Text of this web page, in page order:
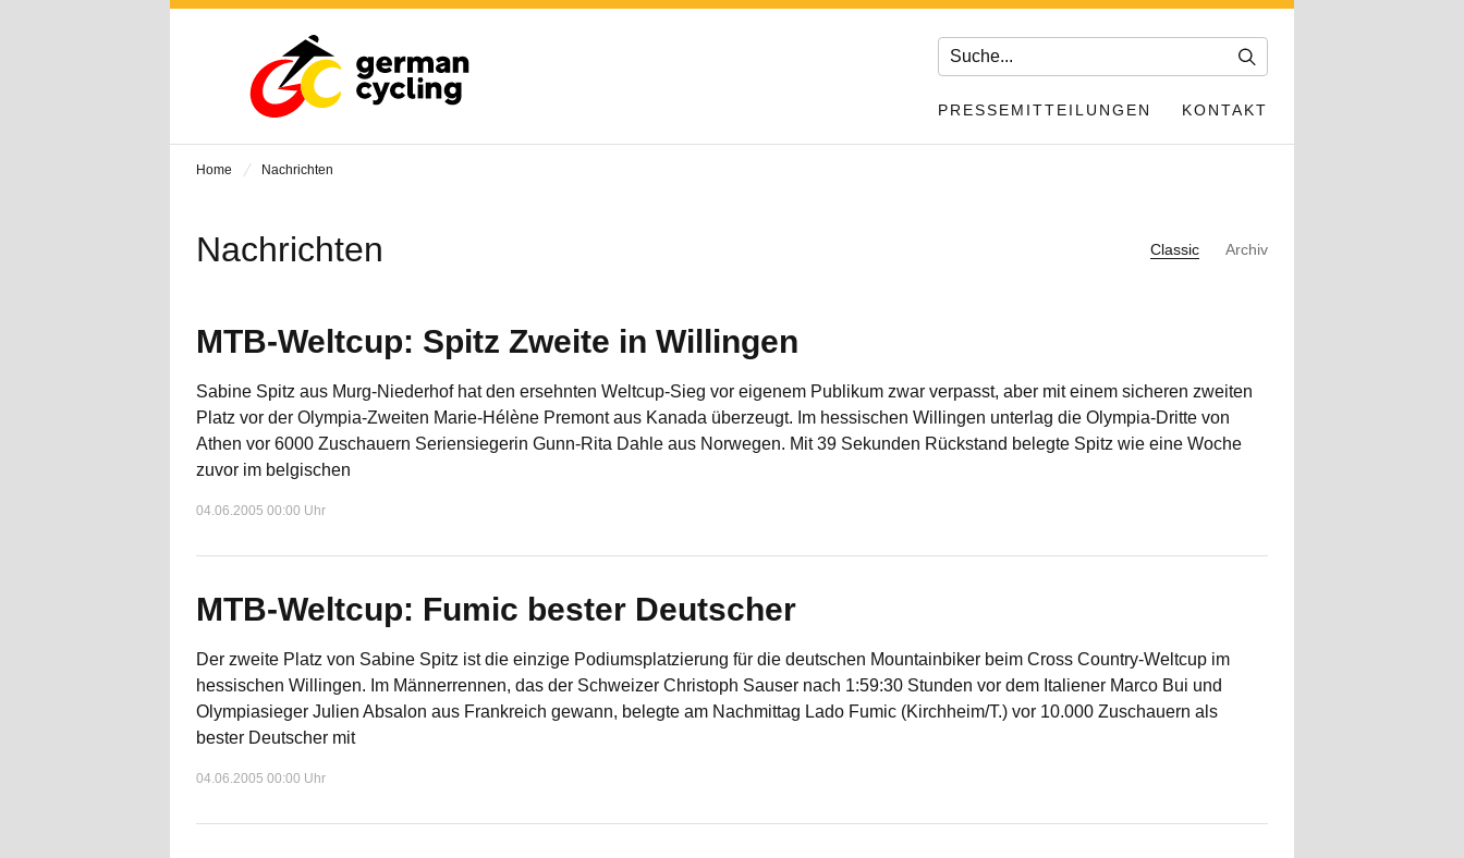
PRESSEMITTEILUNGEN KONTAKT
Home Nachrichten
Nachrichten Classic Archiv
MTB-Weltcup: Spitz Zweite in Willingen
Sabine Spitz aus Murg-Niederhof hat den ersehnten Weltcup-Sieg vor eigenem Publikum zwar verpasst, aber mit einem sicheren zweiten
Platz vor der Olympia-Zweiten Marie-Hélène Premont aus Kanada überzeugt. Im hessischen Willingen unterlag die Olympia-Dritte von
Athen vor 6000 Zuschauern Seriensiegerin Gunn-Rita Dahle aus Norwegen. Mit 39 Sekunden Rückstand belegte Spitz wie eine Woche
zuvor im belgischen
04.06.2005 00:00 Uhr
MTB-Weltcup: Fumic bester Deutscher
Der zweite Platz von Sabine Spitz ist die einzige Podiumsplatzierung für die deutschen Mountainbiker beim Cross Country-Weltcup im
hessischen Willingen. Im Männerrennen, das der Schweizer Christoph Sauser nach 1:59:30 Stunden vor dem Italiener Marco Bui und
Olympiasieger Julien Absalon aus Frankreich gewann, belegte am Nachmittag Lado Fumic (Kirchheim/T.) vor 10.000 Zuschauern als
bester Deutscher mit
04.06.2005 00:00 Uhr